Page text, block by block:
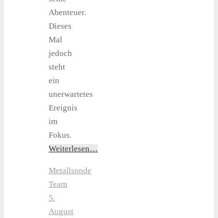
Abenteuer.
Dieses
Mal
jedoch
steht
ein
unerwartetes
Ereignis
im
Fokus.
Weiterlesen…
Metallsonde
Team
5.
August